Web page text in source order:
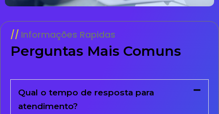
Informações Rapidas
Perguntas Mais Comuns
Qual o tempo de resposta para
atendimento?